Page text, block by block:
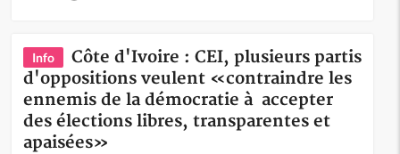
Info
Côte d'Ivoire : CEI, plusieurs partis
d'oppositions veulent «contraindre les
ennemis de la démocratie à accepter
des élections libres, transparentes et
apaisées»